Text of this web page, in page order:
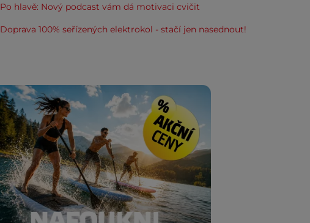
Po hlavě: Nový podcast vám dá motivaci cvičit
Doprava 100% seřízených elektrokol - stačí jen nasednout!